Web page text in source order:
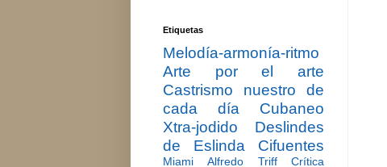
Etiquetas
Melodía-armonía-ritmo
Arte por el arte
Castrismo nuestro de
cada día
Cubaneo
Xtra-jodido
Deslindes
de Eslinda Cifuentes
Miami Alfredo Triff
Crítica